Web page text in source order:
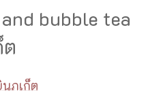
and bubble tea
ต